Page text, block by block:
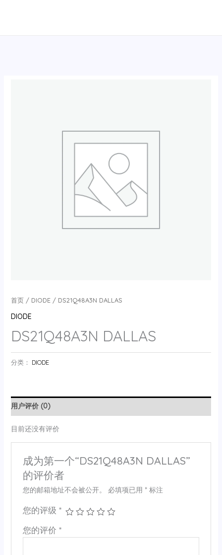
首页/ DIODE/ DS21Q48A3N DALLAS
DIODE
DS21Q48A3N DALLAS
分类： DIODE
用户评价 (0)
目前还没有评价
成为第一个“DS21Q48A3N DALLAS”
的评价者
您的邮箱地址不会被公开。 必填项已用 *标注
您的评级 *
您的评价 *